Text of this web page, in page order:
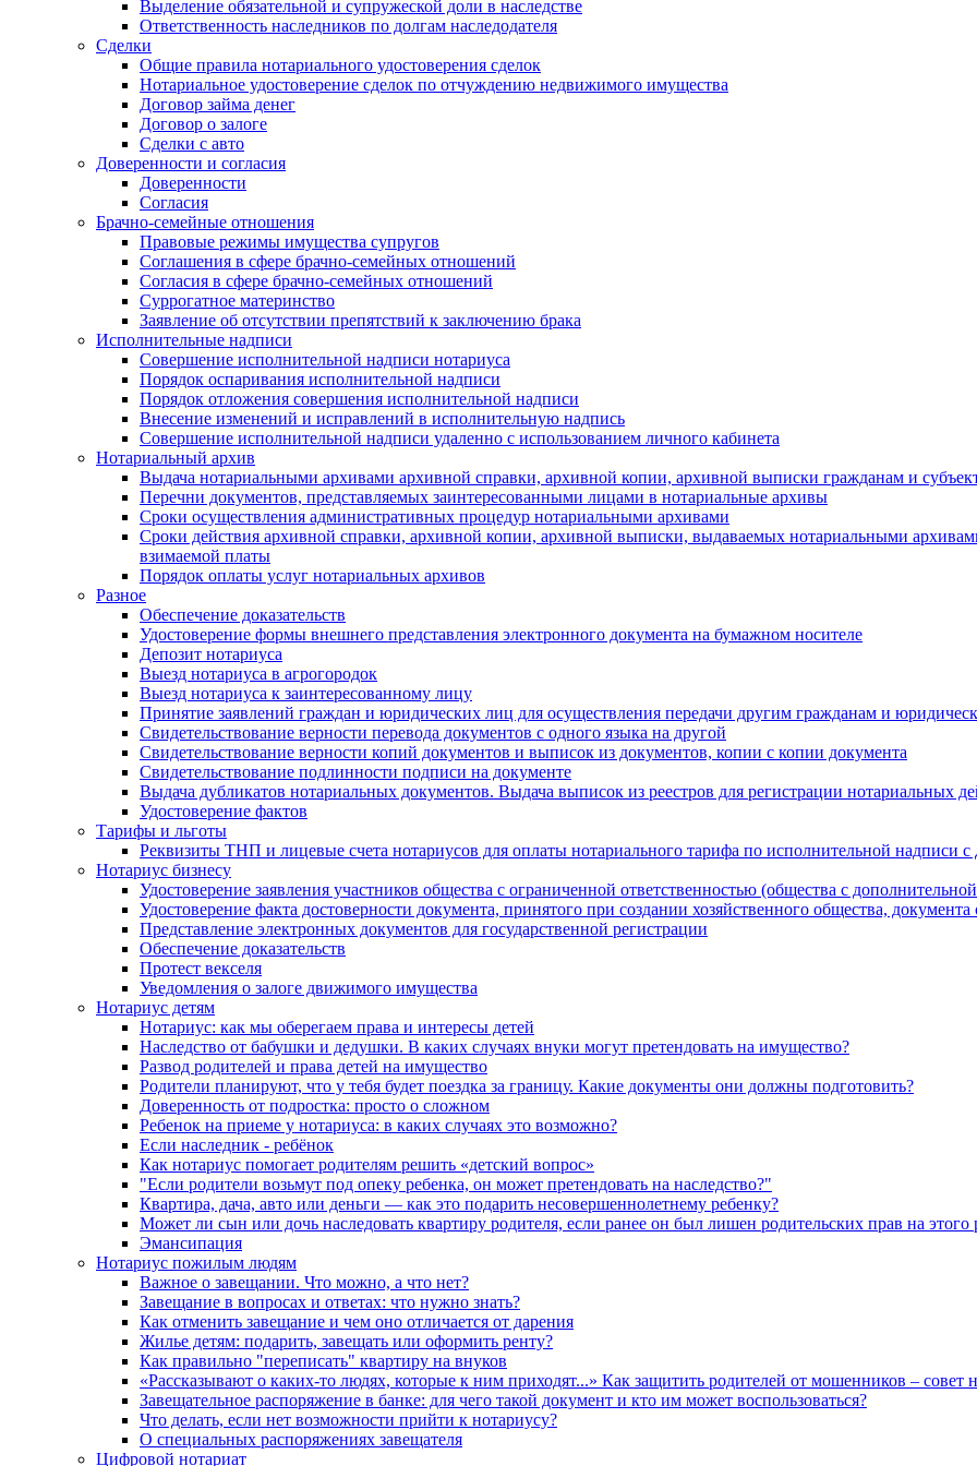
Выделение обязательной и супружеской доли в наследстве
Ответственность наследников по долгам наследодателя
Сделки
Общие правила нотариального удостоверения сделок
Нотариальное удостоверение сделок по отчуждению недвижимого имущества
Договор займа денег
Договор о залоге
Сделки с авто
Доверенности и согласия
Доверенности
Согласия
Брачно-семейные отношения
Правовые режимы имущества супругов
Соглашения в сфере брачно-семейных отношений
Согласия в сфере брачно-семейных отношений
Суррогатное материнство
Заявление об отсутствии препятствий к заключению брака
Исполнительные надписи
Совершение исполнительной надписи нотариуса
Порядок оспаривания исполнительной надписи
Порядок отложения совершения исполнительной надписи
Внесение изменений и исправлений в исполнительную надпись
Совершение исполнительной надписи удаленно с использованием личного кабинета
Нотариальный архив
Выдача нотариальными архивами архивной справки, архивной копии, архивной выписки гражданам и
Перечни документов, представляемых заинтересованными лицами в нотариальные архивы
Сроки осуществления административных процедур нотариальными архивами
Сроки действия архивной справки, архивной копии, архивной выписки, выдаваемых нотариальными
взимаемой платы
Порядок оплаты услуг нотариальных архивов
Разное
Обеспечение доказательств
Удостоверение формы внешнего представления электронного документа на бумажном носителе
Депозит нотариуса
Выезд нотариуса в агрогородок
Выезд нотариуса к заинтересованному лицу
Принятие заявлений граждан и юридических лиц для осуществления передачи другим гражданам и
Свидетельствование верности перевода документов с одного языка на другой
Свидетельствование верности копий документов и выписок из документов, копии с копии документа
Свидетельствование подлинности подписи на документе
Выдача дубликатов нотариальных документов. Выдача выписок из реестров для регистрации нотариальных
Удостоверение фактов
Тарифы и льготы
Реквизиты ТНП и лицевые счета нотариусов для оплаты нотариального тарифа по исполнительной надписи
Нотариус бизнесу
Удостоверение заявления участников общества с ограниченной ответственностью (общества с
Удостоверение факта достоверности документа, принятого при создании хозяйственного общества,
Представление электронных документов для государственной регистрации
Обеспечение доказательств
Протест векселя
Уведомления о залоге движимого имущества
Нотариус детям
Нотариус: как мы оберегаем права и интересы детей
Наследство от бабушки и дедушки. В каких случаях внуки могут претендовать на имущество?
Развод родителей и права детей на имущество
Родители планируют, что у тебя будет поездка за границу. Какие документы они должны подготовить?
Доверенность от подростка: просто о сложном
Ребенок на приеме у нотариуса: в каких случаях это возможно?
Если наследник - ребёнок
Как нотариус помогает родителям решить «детский вопрос»
"Если родители возьмут под опеку ребенка, он может претендовать на наследство?"
Квартира, дача, авто или деньги — как это подарить несовершеннолетнему ребенку?
Может ли сын или дочь наследовать квартиру родителя, если ранее он был лишен родительских прав на этого
Эмансипация
Нотариус пожилым людям
Важное о завещании. Что можно, а что нет?
Завещание в вопросах и ответах: что нужно знать?
Как отменить завещание и чем оно отличается от дарения
Жилье детям: подарить, завещать или оформить ренту?
Как правильно "переписать" квартиру на внуков
«Рассказывают о каких-то людях, которые к ним приходят...» Как защитить родителей от мошенников – совет
Завещательное распоряжение в банке: для чего такой документ и кто им может воспользоваться?
Что делать, если нет возможности прийти к нотариусу?
О специальных распоряжениях завещателя
Цифровой нотариат